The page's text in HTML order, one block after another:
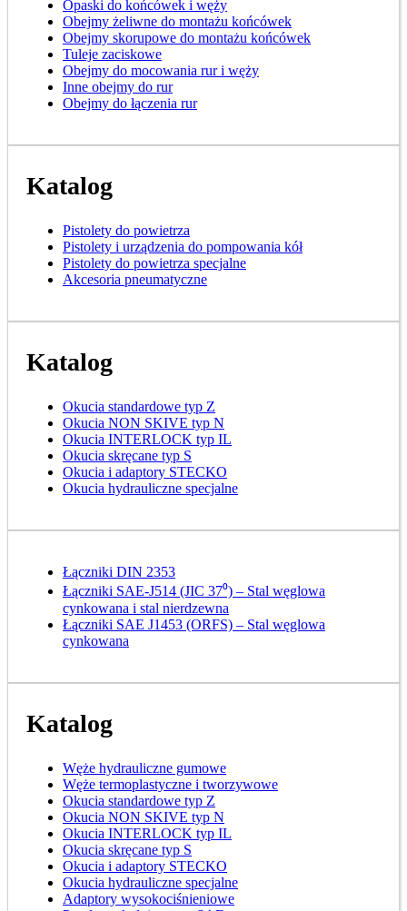
Opaski do końcówek i węży
Obejmy żeliwne do montażu końcówek
Obejmy skorupowe do montażu końcówek
Tuleje zaciskowe
Obejmy do mocowania rur i węży
Inne obejmy do rur
Obejmy do łączenia rur
Katalog
Pistolety do powietrza
Pistolety i urządzenia do pompowania kół
Pistolety do powietrza specjalne
Akcesoria pneumatyczne
Katalog
Okucia standardowe typ Z
Okucia NON SKIVE typ N
Okucia INTERLOCK typ IL
Okucia skręcane typ S
Okucia i adaptory STECKO
Okucia hydrauliczne specjalne
Łączniki DIN 2353
Łączniki SAE-J514 (JIC 37⁰) – Stal węglowa
cynkowana i stal nierdzewna
Łączniki SAE J1453 (ORFS) – Stal węglowa
cynkowana
Katalog
Węże hydrauliczne gumowe
Węże termoplastyczne i tworzywowe
Okucia standardowe typ Z
Okucia NON SKIVE typ N
Okucia INTERLOCK typ IL
Okucia skręcane typ S
Okucia i adaptory STECKO
Okucia hydrauliczne specjalne
Adaptory wysokociśnieniowe